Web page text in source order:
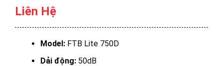
Liên Hệ
Model:FTB Lite 750D
Dải động:50dB